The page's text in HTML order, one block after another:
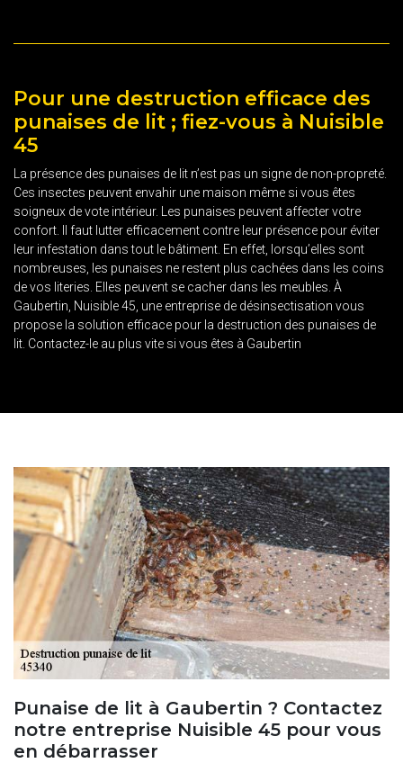
Pour une destruction efficace des
punaises de lit ; fiez-vous à Nuisible
45
La présence des punaises de lit n’est pas un signe de non-propreté.
Ces insectes peuvent envahir une maison même si vous êtes
soigneux de vote intérieur. Les punaises peuvent affecter votre
confort. Il faut lutter efficacement contre leur présence pour éviter
leur infestation dans tout le bâtiment. En effet, lorsqu’elles sont
nombreuses, les punaises ne restent plus cachées dans les coins
de vos literies. Elles peuvent se cacher dans les meubles. À
Gaubertin, Nuisible 45, une entreprise de désinsectisation vous
propose la solution efficace pour la destruction des punaises de
lit. Contactez-le au plus vite si vous êtes à Gaubertin
Punaise de lit à Gaubertin ? Contactez
notre entreprise Nuisible 45 pour vous
en débarrasser